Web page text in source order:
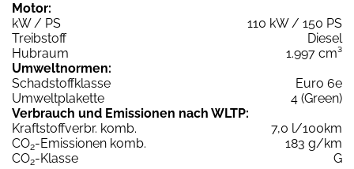
Motor:
kW / PS
110 kW / 150 PS
Treibstoff
Diesel
Hubraum
1.997 cm³
Umweltnormen:
Schadstoffklasse
Euro 6e
Umweltplakette
4 (Green)
Verbrauch und Emissionen nach WLTP:
Kraftstoffverbr. komb.
7,0 l/100km
CO2-Emissionen komb.
183 g/km
CO2-Klasse
G